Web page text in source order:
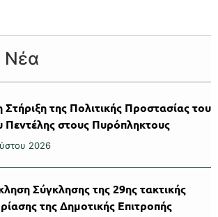
Νέα
της Πολιτικής Προστασίας του
Πεντέλης στους Πυρόπληκτους
2026
Σύγκλησης της 29ης τακτικής
της Δημοτικής Επιτροπής